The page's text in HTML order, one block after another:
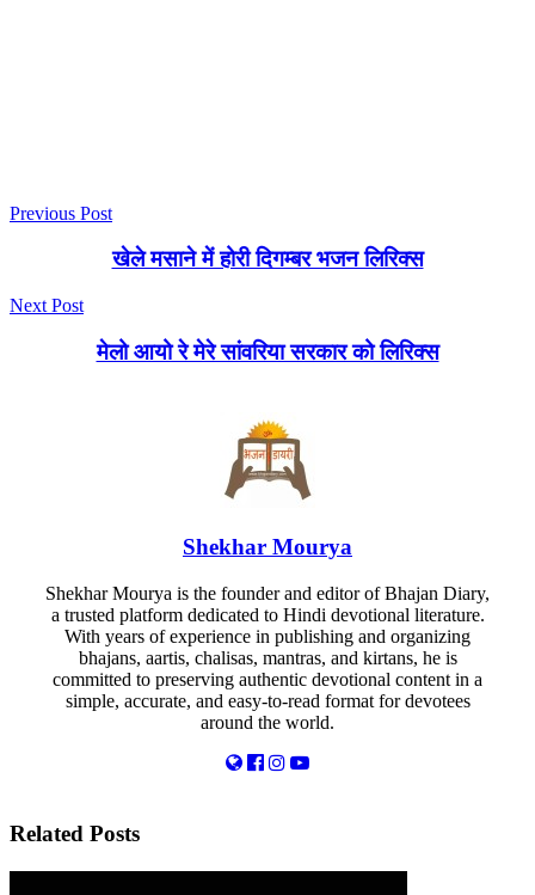
Previous Post
खेले मसाने में होरी दिगम्बर भजन लिरिक्स
Next Post
मेलो आयो रे मेरे सांवरिया सरकार को लिरिक्स
Shekhar Mourya
Shekhar Mourya is the founder and editor of Bhajan Diary,
a trusted platform dedicated to Hindi devotional literature.
With years of experience in publishing and organizing
bhajans, aartis, chalisas, mantras, and kirtans, he is
committed to preserving authentic devotional content in a
simple, accurate, and easy-to-read format for devotees
around the world.
Related Posts